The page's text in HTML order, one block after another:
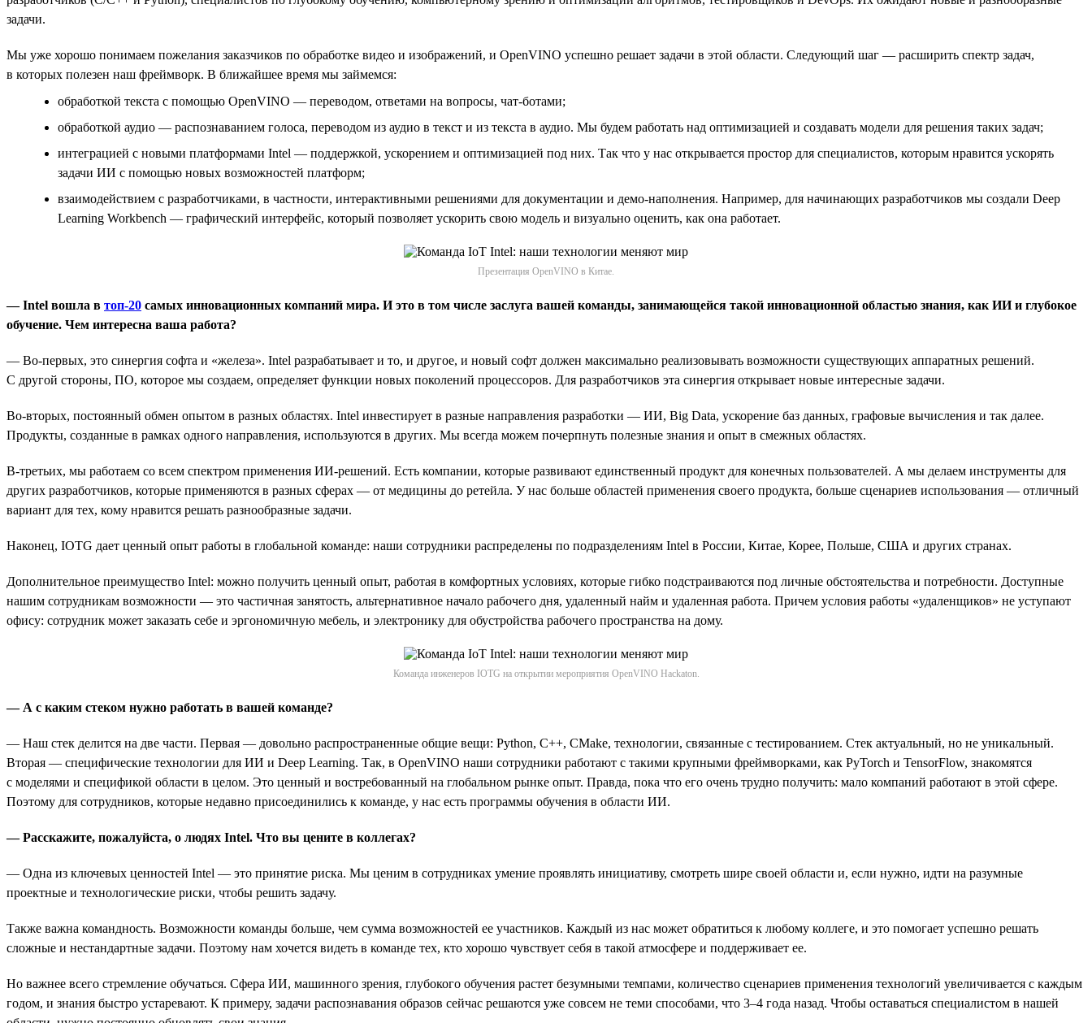
задачи.
Мы уже хорошо понимаем пожелания заказчиков по обработке видео и изображений, и OpenVINO успешно решает задачи в этой области. Следующий шаг — расширить спектр задач,
в которых полезен наш фреймворк. В ближайшее время мы займемся:
обработкой текста с помощью OpenVINO — переводом, ответами на вопросы, чат-ботами;
обработкой аудио — распознаванием голоса, переводом из аудио в текст и из текста в аудио. Мы будем работать над оптимизацией и создавать модели для решения таких задач;
интеграцией с новыми платформами Intel — поддержкой, ускорением и оптимизацией под них. Так что у нас открывается простор для специалистов, которым нравится ускорять
задачи ИИ с помощью новых возможностей платформ;
взаимодействием с разработчиками, в частности, интерактивными решениями для документации и демо-наполнения. Например, для начинающих разработчиков мы создали Deep
Learning Workbench — графический интерфейс, который позволяет ускорить свою модель и визуально оценить, как она работает.
Презентация OpenVINO в Китае.
— Intel вошла в топ-20 самых инновационных компаний мира. И это в том числе заслуга вашей команды, занимающейся такой инновационной областью знания, как ИИ и глубокое
обучение. Чем интересна ваша работа?
— Во-первых, это синергия софта и «железа». Intel разрабатывает и то, и другое, и новый софт должен максимально реализовывать возможности существующих аппаратных решений.
С другой стороны, ПО, которое мы создаем, определяет функции новых поколений процессоров. Для разработчиков эта синергия открывает новые интересные задачи.
Во-вторых, постоянный обмен опытом в разных областях. Intel инвестирует в разные направления разработки — ИИ, Big Data, ускорение баз данных, графовые вычисления и так далее.
Продукты, созданные в рамках одного направления, используются в других. Мы всегда можем почерпнуть полезные знания и опыт в смежных областях.
В-третьих, мы работаем со всем спектром применения ИИ-решений. Есть компании, которые развивают единственный продукт для конечных пользователей. А мы делаем инструменты для
других разработчиков, которые применяются в разных сферах — от медицины до ретейла. У нас больше областей применения своего продукта, больше сценариев использования — отличный
вариант для тех, кому нравится решать разнообразные задачи.
Наконец, IOTG дает ценный опыт работы в глобальной команде: наши сотрудники распределены по подразделениям Intel в России, Китае, Корее, Польше, США и других странах.
Дополнительное преимущество Intel: можно получить ценный опыт, работая в комфортных условиях, которые гибко подстраиваются под личные обстоятельства и потребности. Доступные
нашим сотрудникам возможности — это частичная занятость, альтернативное начало рабочего дня, удаленный найм и удаленная работа. Причем условия работы «удаленщиков» не уступают
офису: сотрудник может заказать себе и эргономичную мебель, и электронику для обустройства рабочего пространства на дому.
Команда инженеров IOTG на открытии мероприятия OpenVINO Hackaton.
— А с каким стеком нужно работать в вашей команде?
— Наш стек делится на две части. Первая — довольно распространенные общие вещи: Python, C++, CMake, технологии, связанные с тестированием. Стек актуальный, но не уникальный.
Вторая — специфические технологии для ИИ и Deep Learning. Так, в OpenVINO наши сотрудники работают с такими крупными фреймворками, как PyTorch и TensorFlow, знакомятся
с моделями и спецификой области в целом. Это ценный и востребованный на глобальном рынке опыт. Правда, пока что его очень трудно получить: мало компаний работают в этой сфере.
Поэтому для сотрудников, которые недавно присоединились к команде, у нас есть программы обучения в области ИИ.
— Расскажите, пожалуйста, о людях Intel. Что вы цените в коллегах?
— Одна из ключевых ценностей Intel — это принятие риска. Мы ценим в сотрудниках умение проявлять инициативу, смотреть шире своей области и, если нужно, идти на разумные
проектные и технологические риски, чтобы решить задачу.
Также важна командность. Возможности команды больше, чем сумма возможностей ее участников. Каждый из нас может обратиться к любому коллеге, и это помогает успешно решать
сложные и нестандартные задачи. Поэтому нам хочется видеть в команде тех, кто хорошо чувствует себя в такой атмосфере и поддерживает ее.
Но важнее всего стремление обучаться. Сфера ИИ, машинного зрения, глубокого обучения растет безумными темпами, количество сценариев применения технологий увеличивается с каждым
годом, и знания быстро устаревают. К примеру, задачи распознавания образов сейчас решаются уже совсем не теми способами, что 3–4 года назад. Чтобы оставаться специалистом в нашей